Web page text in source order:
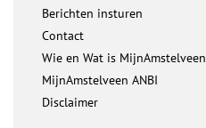
Berichten insturen
Contact
Wie en Wat is MijnAmstelveen
MijnAmstelveen ANBI
Disclaimer